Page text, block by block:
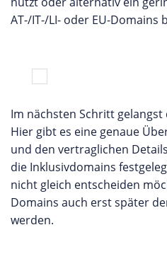
AT-/IT-/LI- oder EU-Domains
Im nächsten Schritt
Hier gibt es eine genaue
und den vertraglichen
die Inklusivdomains
nicht gleich entscheiden
Domains auch erst später
werden.